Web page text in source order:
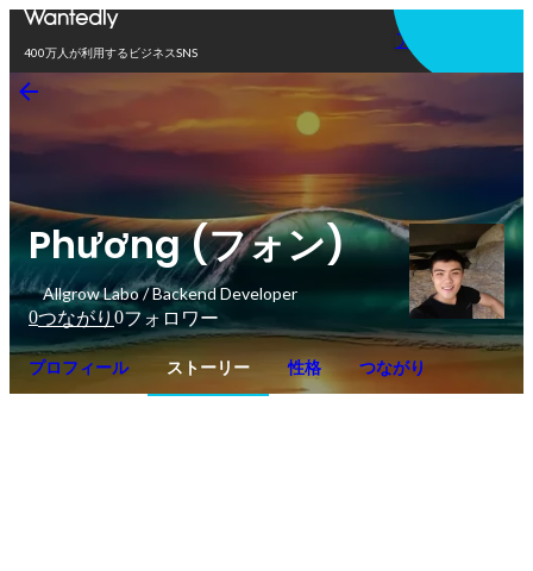
400万人が利用するビジネスSNS
アプリを使う
Phương (フォン)
Allgrow Labo / Backend Developer
0つながり 0フォロワー
プロフィール ストーリー 性格 つながり